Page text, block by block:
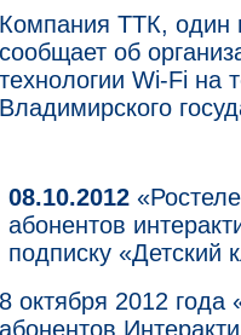
Компания ТТК, один
сообщает об
технологии Wi-Fi на
Владимирского
08.10.2012
абонентов
подписку «Детский
8 октября 2012 года
абонентов